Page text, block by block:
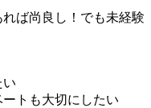
ば尚良し！でも未経験
い
トも大切にしたい